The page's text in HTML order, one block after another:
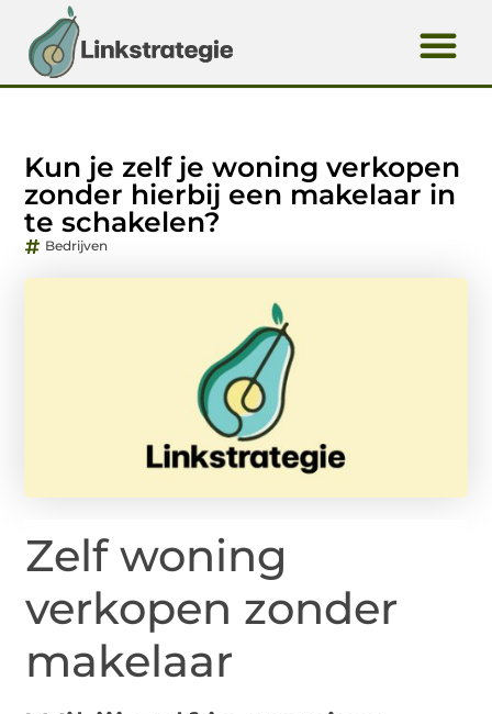
Kun je zelf je woning verkopen
zonder hierbij een makelaar in
te schakelen?
Bedrijven
Zelf woning
verkopen zonder
makelaar